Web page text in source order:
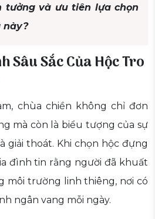
tưởng và ưu tiên lựa chọn
này?
Sâu Sắc Của Hộc Tro
chùa chiền không chỉ đơn
mà còn là biểu tượng của sự
giải thoát. Khi chọn hộc đựng
đình tin rằng người đã khuất
môi trường linh thiêng, nơi có
ngân vang mỗi ngày.